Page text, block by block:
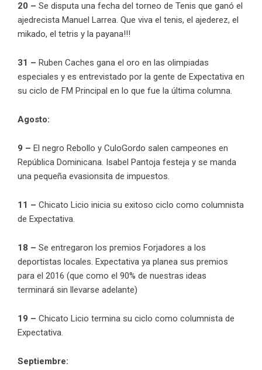
20 – Se disputa una fecha del torneo de Tenis que ganó el
ajedrecista Manuel Larrea. Que viva el tenis, el ajederez, el
mikado, el tetris y la payana!!!
31 – Ruben Caches gana el oro en las olimpiadas
especiales y es entrevistado por la gente de Expectativa en
su ciclo de FM Principal en lo que fue la última columna.
Agosto:
9 – El negro Rebollo y CuloGordo salen campeones en
República Dominicana. Isabel Pantoja festeja y se manda
una pequeña evasionsita de impuestos.
11 – Chicato Licio inicia su exitoso ciclo como columnista
de Expectativa.
18 – Se entregaron los premios Forjadores a los
deportistas locales. Expectativa ya planea sus premios
para el 2016 (que como el 90% de nuestras ideas
terminará sin llevarse adelante)
19 – Chicato Licio termina su ciclo como columnista de
Expectativa.
Septiembre: